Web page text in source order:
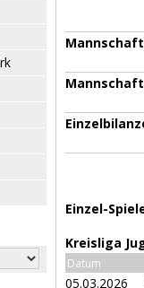
Einzel-
Kreisliga
Datum
05.03.2026